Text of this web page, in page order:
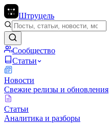
Штруцель
Сообщество
Статьи
Новости
Свежие релизы и обновления
Статьи
Аналитика и разборы